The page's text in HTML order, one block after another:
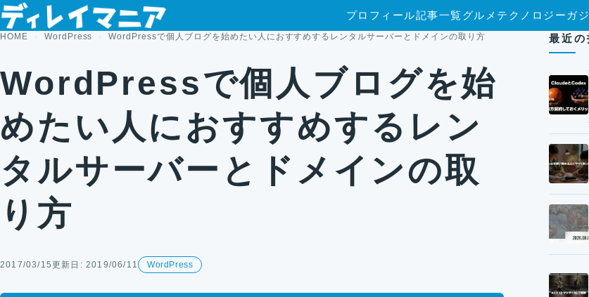
コンテンツへスキップ プロフィール記事一覧グルメ テクノロジー ガ
HOME WordPress WordPressで個人ブログを始めたい人におすすめするレンタルサーバーとドメインの取り方
WordPressで個人ブログを始
めたい人におすすめするレン
タルサーバーとドメインの取
り方
2017/03/15更新日: 2019/06/11 WordPress
最近の